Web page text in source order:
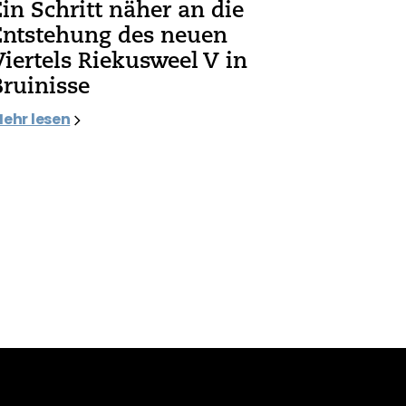
Schritt näher an die
des neuen
Riekusweel V in
lesen